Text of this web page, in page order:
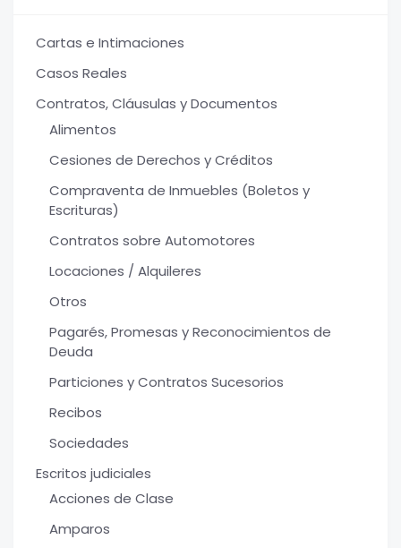
Cartas e Intimaciones
Casos Reales
Contratos, Cláusulas y Documentos
Alimentos
Cesiones de Derechos y Créditos
Compraventa de Inmuebles (Boletos y
Escrituras)
Contratos sobre Automotores
Locaciones / Alquileres
Otros
Pagarés, Promesas y Reconocimientos de
Deuda
Particiones y Contratos Sucesorios
Recibos
Sociedades
Escritos judiciales
Acciones de Clase
Amparos